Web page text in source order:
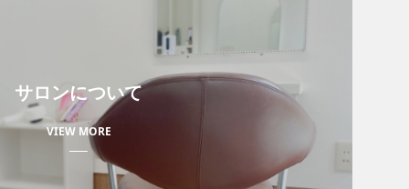
サロンについて
VIEW MORE